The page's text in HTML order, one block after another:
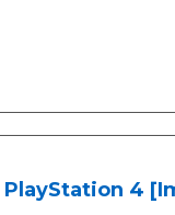
4